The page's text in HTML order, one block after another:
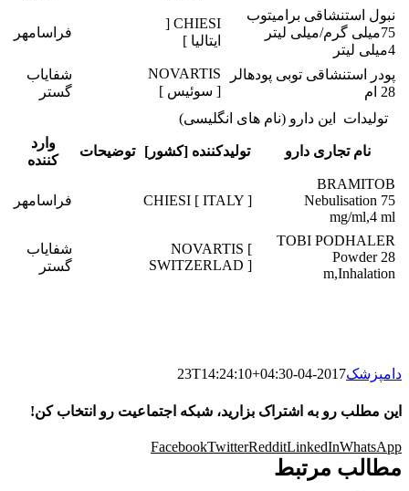
نبول استنشاقی برامیتوب
75میلی گرم/میلی لیتر
4میلی لیتر
CHIESI [
ایتالیا ]
فراسامهر
پودر استنشاقی توبی پودهالر
28 ام
NOVARTIS
[ سوئیس ]
شفایاب
گستر
تولیدات این دارو (نام های انگلیسی)
نام تجاری دارو تولیدکننده [کشور] توضیحات
وارد
کننده
BRAMITOB
Nebulisation 75
mg/ml,4 ml
CHIESI [ ITALY ] فراسامهر
TOBI PODHALER
Powder 28
m,Inhalation
NOVARTIS [
SWITZERLAD ]
شفایاب
گستر
دامپزشک2017-04-23T14:24:10+04:30
این مطلب رو به اشتراک بزارید، شبکه اجتماعیت رو انتخاب کن!
FacebookTwitterRedditLinkedInWhatsApp
مطالب مرتبط